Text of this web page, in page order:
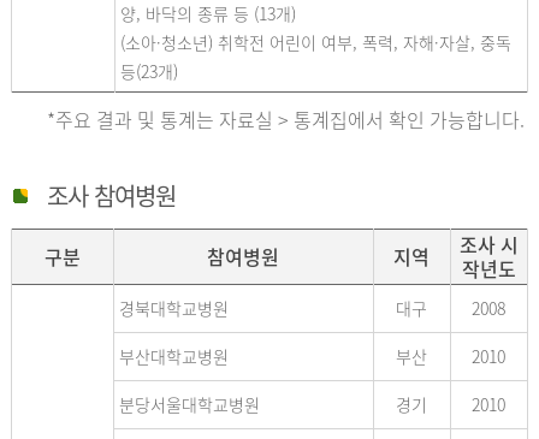
양, 바닥의 종류 등 (13개)
(소아·청소년) 취학전 어린이 여부, 폭력, 자해·자살, 중독
등(23개)
*주요 결과 및 통계는 자료실 > 통계집에서 확인 가능합니다.
조사 참여병원
구분 참여병원 지역
조사 시
작년도
경북대학교병원 대구
2008
부산대학교병원
부산
2010
분당서울대학교병원
경기
2010